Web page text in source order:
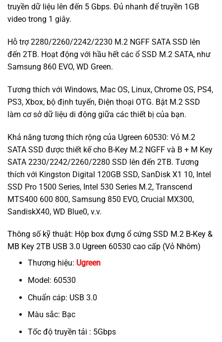
truyền dữ liệu lên đến 5 Gbps. Đủ nhanh để truyền 1GB
video trong 1 giây.
Hỗ trợ 2280/2260/2242/2230 M.2 NGFF SATA SSD lên
đến 2TB. Hoạt động với hầu hết các ổ SSD M.2 SATA, như
Samsung 860 EVO, WD Green.
Tương thích với Windows, Mac OS, Linux, Chrome OS, PS4,
PS3, Xbox, bộ định tuyến, Điện thoại OTG. Bật M.2 SSD
làm cơ sở dữ liệu di động giữa các thiết bị của bạn.
Khả năng tương thích rộng của Ugreen 60530: Vỏ M.2
SATA SSD được thiết kế cho B-Key M.2 NGFF và B + M Key
SATA 2230/2242/2260/2280 SSD lên đến 2TB. Tương
thích với Kingston Digital 120GB SSD, SanDisk X1 10, Intel
SSD Pro 1500 Series, Intel 530 Series M.2, Transcend
MTS400 600 800, Samsung 850 EVO, Crucial MX300,
SandiskX40, WD Blue0, v.v.
Thông số kỹ thuật: Hộp box đựng ổ cứng SSD M.2 B-Key &
MB Key 2TB USB 3.0 Ugreen 60530 cao cấp (Vỏ Nhôm)
Thương hiệu: Ugreen
Model: 60530
Chuẩn cáp: USB 3.0
Màu sắc: Bạc
Tốc độ truyền tải : 5Gbps